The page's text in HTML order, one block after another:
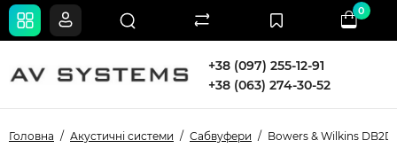
+38 (097) 255-12-91
+38 (063) 274-30-52
0
Головна Акустичні системи Сабвуфери Bowers & Wilkins DB2D